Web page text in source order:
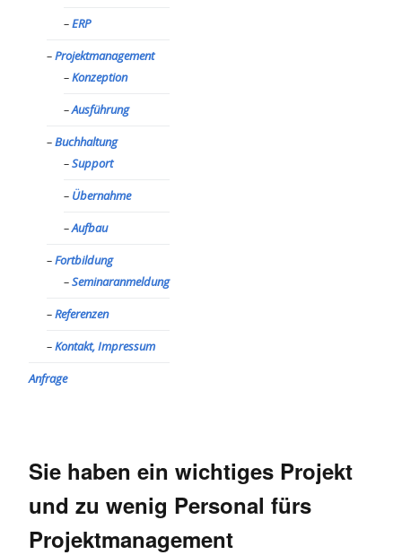
ERP
Projektmanagement
Konzeption
Ausführung
Buchhaltung
Support
Übernahme
Aufbau
Fortbildung
Seminaranmeldung
Referenzen
Kontakt, Impressum
Anfrage
Sie haben ein wichtiges Projekt
und zu wenig Personal fürs
Projektmanagement